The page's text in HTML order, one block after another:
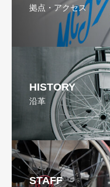
拠点・アクセス
HISTORY
沿革
STAFF